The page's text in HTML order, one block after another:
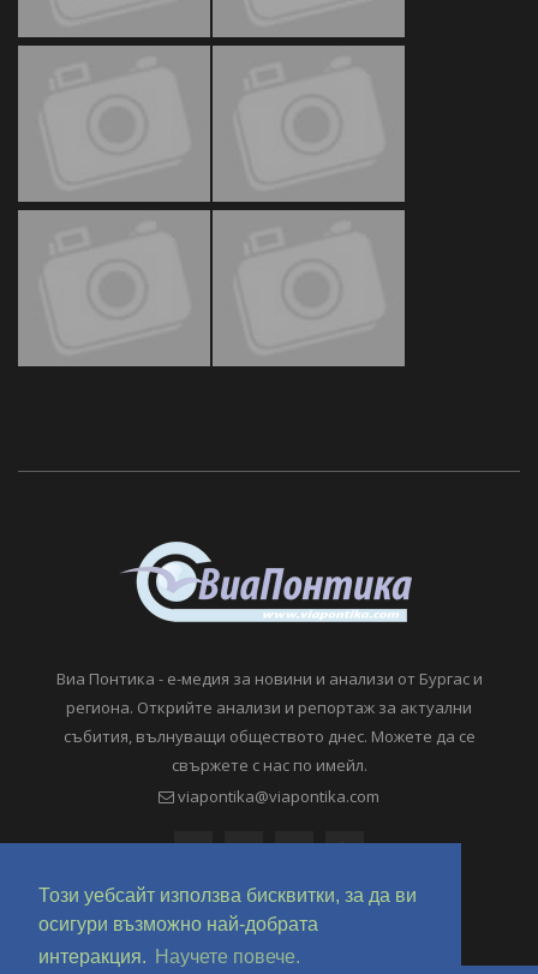
Този уебсайт използва бисквитки, за да ви
осигури възможно най-добрата
интеракция.
Научете повече.
Виа Понтика - е-медия за новини и анализи от Бургас и
региона. Открийте анализи и репортаж за актуални
събития, вълнуващи обществото днес. Можете да се
свържете с нас по имейл.
viapontika@viapontika.com